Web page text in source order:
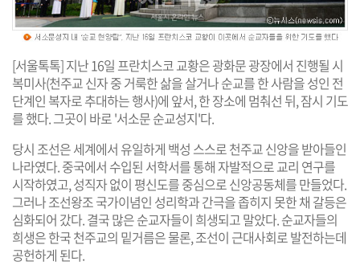
[서울톡톡] 지난 16일 프란치스코 교황은 광화문 광장에서 진행될 시
복미사(천주교 신자 중 거룩한 삶을 살거나 순교를 한 사람을 성인 전
단계인 복자로 추대하는 행사)에 앞서, 한 장소에 멈춰선 뒤, 잠시 기도
를 했다. 그곳이 바로 '서소문 순교성지'다.
당시 조선은 세계에서 유일하게 백성 스스로 천주교 신앙을 받아들인
나라였다. 중국에서 수입된 서학서를 통해 자발적으로 교리 연구를
시작하였고, 성직자 없이 평신도를 중심으로 신앙공동체를 만들었다.
그러나 조선왕조 국가이념인 성리학과 간극을 좁히지 못한 채 갈등은
심화되어 갔다. 결국 많은 순교자들이 희생되고 말았다. 순교자들의
희생은 한국 천주교의 밑거름은 물론, 조선이 근대사회로 발전하는데
공헌하게 된다.